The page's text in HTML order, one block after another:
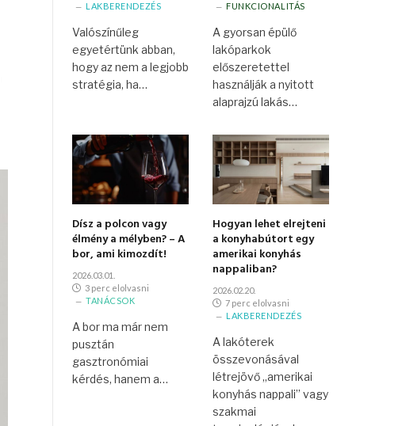
LAKBERENDEZÉS
Valószínűleg
egyetértünk abban,
hogy az nem a legjobb
stratégia, ha…
FUNKCIONALITÁS
A gyorsan épülő
lakóparkok
előszeretettel
használják a nyitott
alaprajzú lakás…
Dísz a polcon vagy
élmény a mélyben? – A
bor, ami kimozdít!
2026.03.01.
3 perc elolvasni
TANÁCSOK
A bor ma már nem
pusztán
gasztronómiai
kérdés, hanem a…
Hogyan lehet elrejteni
a konyhabútort egy
amerikai konyhás
nappaliban?
2026.02.20.
7 perc elolvasni
LAKBERENDEZÉS
A lakóterek
összevonásával
létrejövő „amerikai
konyhás nappali” vagy
szakmai